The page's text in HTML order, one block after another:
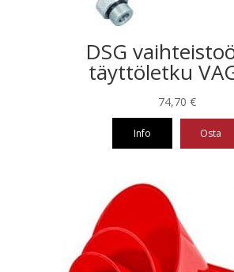
DSG
täyttöletku
74,70 €
Info Osta